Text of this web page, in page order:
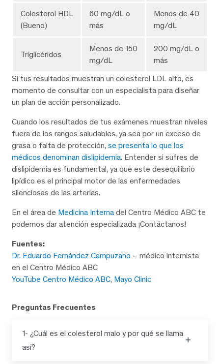
Colesterol HDL
(Bueno)
60 mg/dL o
más
Menos de 40
mg/dL
Triglicéridos
Menos de 150
mg/dL
200 mg/dL o
más
Si tus resultados muestran un colesterol LDL alto, es
momento de consultar con un especialista para diseñar
un plan de acción personalizado.
Cuando los resultados de tus exámenes muestran niveles
fuera de los rangos saludables, ya sea por un exceso de
grasa o falta de protección, se presenta lo que los
médicos denominan dislipidemia. Entender si sufres de
dislipidemia es fundamental, ya que este desequilibrio
lipídico es el principal motor de las enfermedades
silenciosas de las arterias.
En el área de Medicina Interna del Centro Médico ABC te
podemos dar atención especializada ¡Contáctanos!
Fuentes:
Dr. Eduardo Fernández Campuzano – médico internista
en el Centro Médico ABC
YouTube Centro Médico ABC, Mayo Clinic
Preguntas Frecuentes
1- ¿Cuál es el colesterol malo y por qué se llama
así?